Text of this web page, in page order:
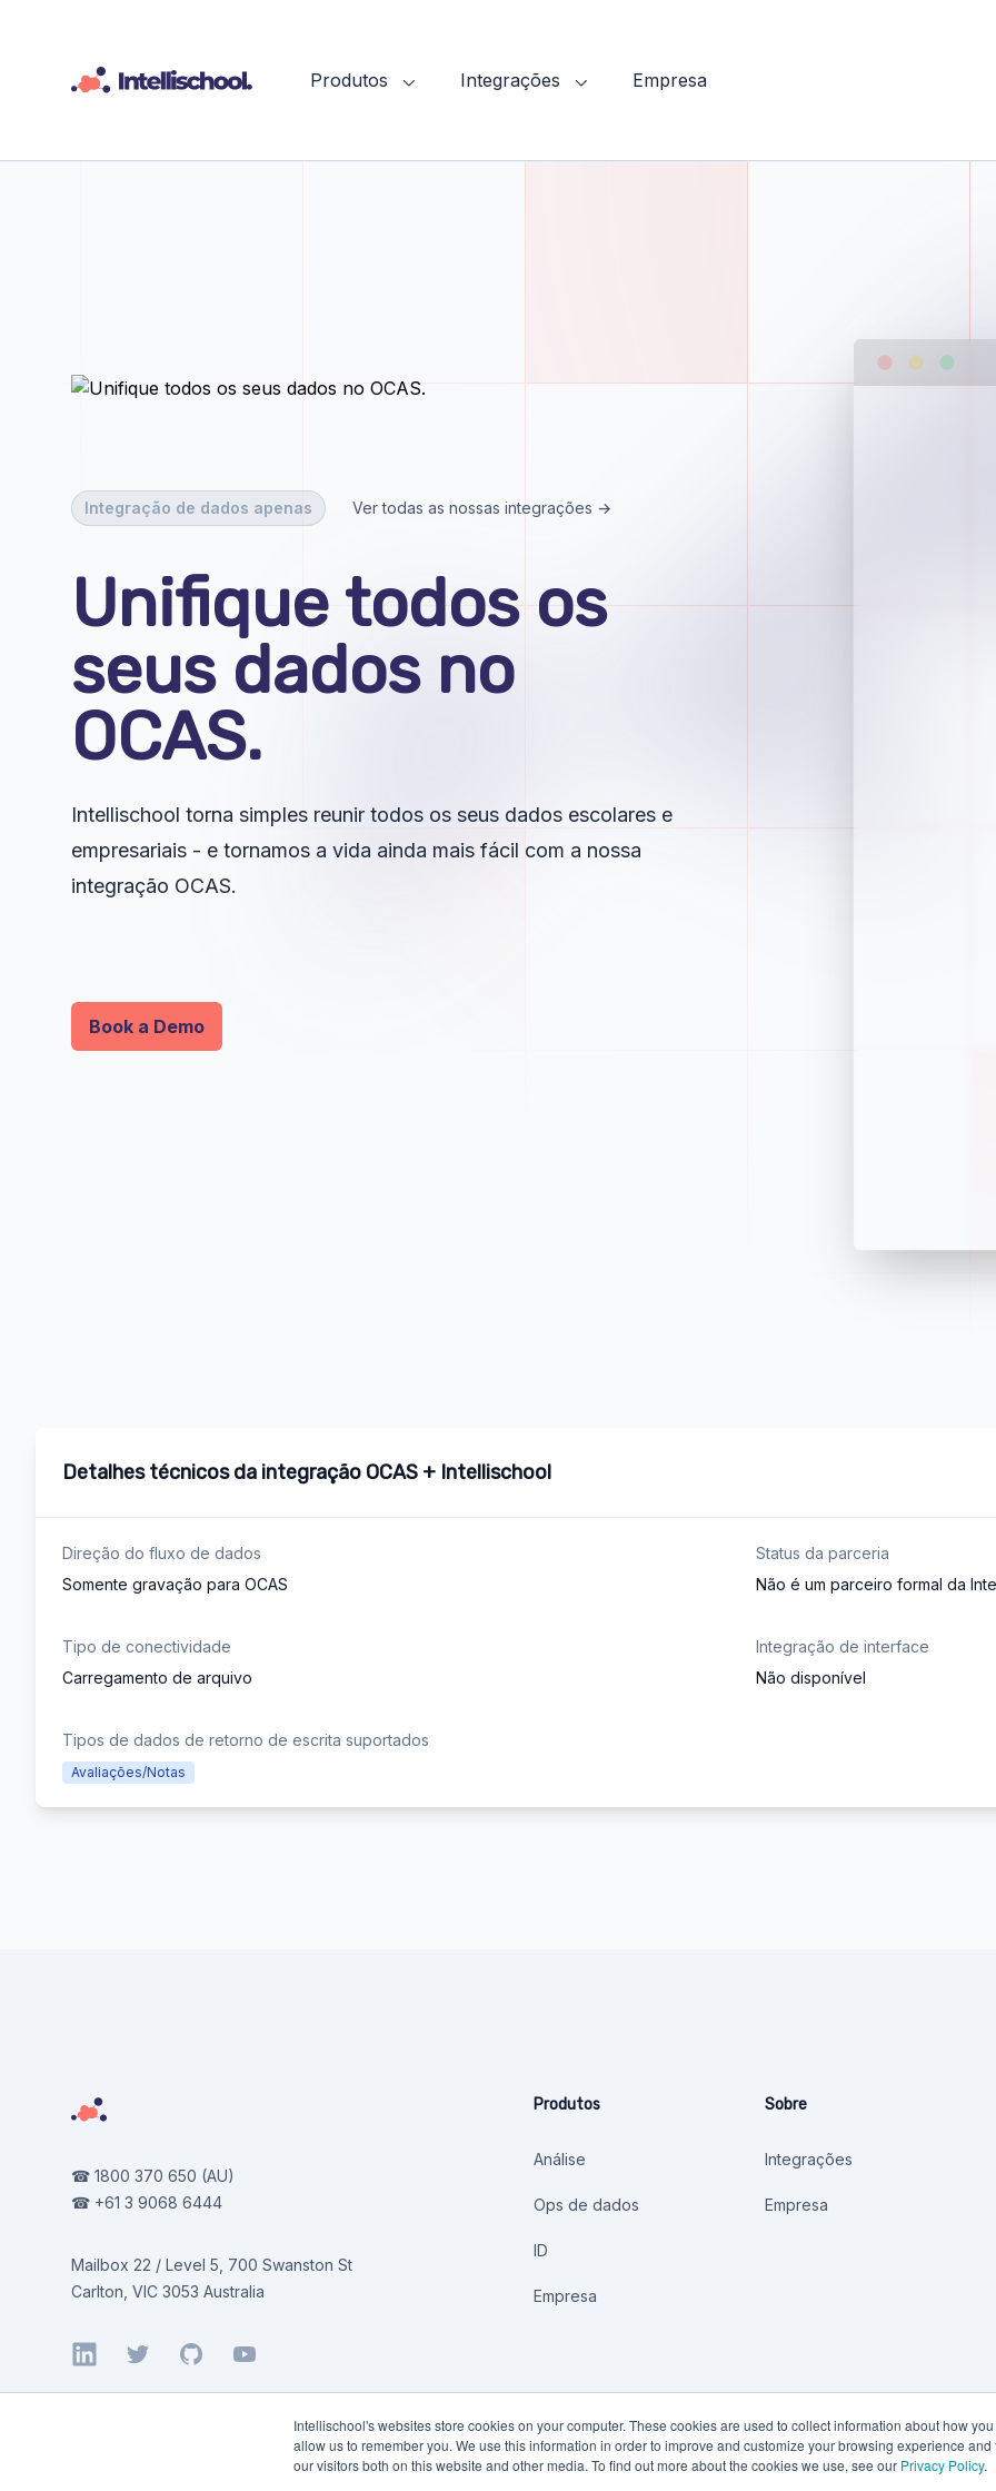
Intellischool's websites store cookies on your computer. These cookies are used to collect information about how
allow us to remember you. We use this information in order to improve and customize your browsing experience
our visitors both on this website and other media. To find out more about the cookies we use, see our Privacy Policy.
Produtos Integrações Empresa
Integração de dados apenas Ver todas as nossas integrações →
Unifique todos os
seus dados no
OCAS.
Intellischool torna simples reunir todos os seus dados escolares e
empresariais - e tornamos a vida ainda mais fácil com a nossa
integração OCAS.
Book a Demo
Detalhes técnicos da integração OCAS + Intellischool
Direção do fluxo de dados
Somente gravação para OCAS
Status da parceria
Não é um parceiro formal da
Tipo de conectividade
Carregamento de arquivo
Integração de interface
Não disponível
Tipos de dados de retorno de escrita suportados
Avaliações/Notas
☎ 1800 370 650 (AU)
☎ +61 3 9068 6444
Mailbox 22 / Level 5, 700 Swanston St
Carlton, VIC 3053 Australia
LinkedInTwitterGitHubYouTube
Produtos
Análise
Ops de dados
ID
Empresa
Sobre
Integrações
Empresa